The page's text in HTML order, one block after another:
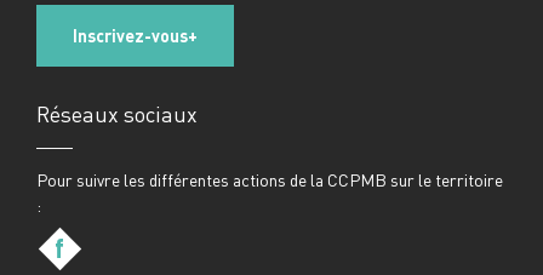
Inscrivez-vous
Réseaux sociaux
Pour suivre les différentes actions de la CCPMB sur le territoire
:
f